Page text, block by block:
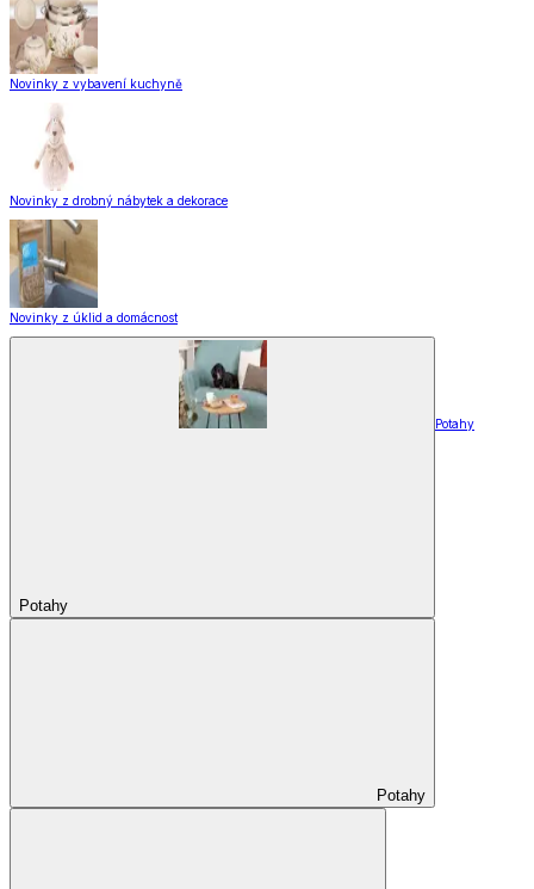
Novinky z vybavení kuchyně
Novinky z drobný nábytek a dekorace
Novinky z úklid a domácnost
Potahy
Potahy
Potahy